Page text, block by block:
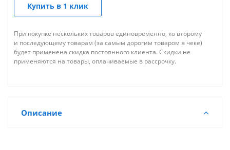
Купить в 1 клик
При покупке нескольких товаров единовременно, ко второму
и последующему товарам (за самым дорогим товаром в чеке)
будет применена скидка постоянного клиента. Скидки не
применяются на товары, оплачиваемые в рассрочку.
Описание